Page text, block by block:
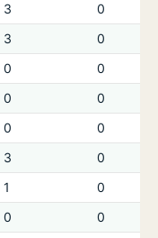
3
0
3
0
0
0
0
0
0
0
3
0
1
0
0 0